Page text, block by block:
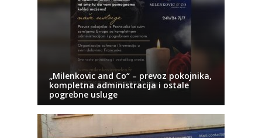
„Milenkovic and Co“ – prevoz pokojnika,
kompletna administracija i ostale
pogrebne usluge